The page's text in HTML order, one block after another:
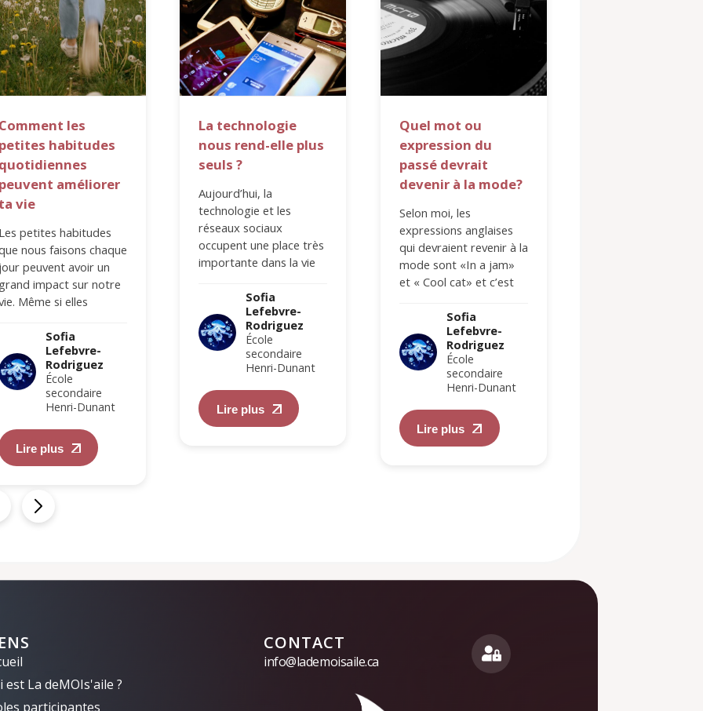
les
habitudes
améliorer
vie
petites habitudes
nous faisons chaque
peuvent avoir un
impact sur notre
Même si elles
aider une…
Sofia
Lefebvre-
Rodriguez
École
secondaire
Henri-Dunant
Lire plus
La technologie
nous rend-elle plus
seuls ?
Aujourd’hui, la
technologie et les
réseaux sociaux
occupent une place très
importante dans la vie
Statista, en 2025, les
internautes utilisent en…
Sofia
Lefebvre-
Rodriguez
École
secondaire
Henri-Dunant
Lire plus
Quel mot ou
expression du
passé devrait
devenir à la mode?
Selon moi, les
expressions anglaises
qui devraient revenir à la
mode sont «In a jam»
et « Cool cat» et c’est
Sofia
Lefebvre-
Rodriguez
École
secondaire
Henri-Dunant
Lire plus
est La deMOIs'aile ?
participantes
CONTACT
info@lademoisaile.ca